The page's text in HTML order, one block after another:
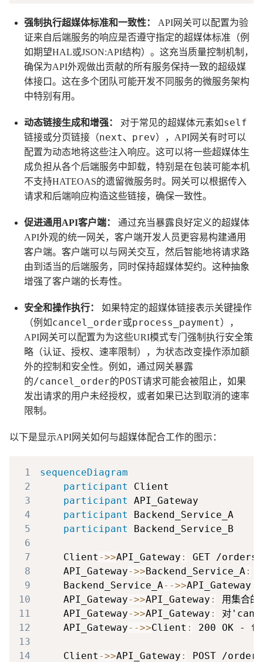
强制执行超媒体标准和一致性：
API网关可以配置为验
证来自后端服务的响应是否遵守指定的超媒体标准（例
如期望HAL或JSON:API结构）。这充当质量控制机制，
确保为API外观做出贡献的所有服务保持一致的超级媒
体接口。这在多个团队可能开发不同服务的微服务架构
中特别有用。
动态链接生成和增强： 对于常见的超媒体元素如self
链接或分页链接（next、 prev），API网关有时可以
配置为动态地将这些注入响应。这可以将一些超媒体生
成负担从各个后端服务中卸载，特别是在包装可能本机
不支持HATEOAS的遗留微服务时。网关可以根据传入
请求和后端响应构造这些链接，确保一致性。
促进通用API客户端：
通过充当暴露良好定义的超媒体
API外观的统一网关，客户端开发人员更容易构建通用
客户端。客户端可以与网关交互，然后智能地将请求路
由到适当的后端服务，同时保持超媒体契约。这种抽象
增强了客户端的长寿性。
安全和操作执行：
如果特定的超媒体链接表示关键操作
（例如cancel_order或process_payment），
API网关可以配置为为这些URI模式专门强制执行安全策
略（认证、授权、速率限制），为状态改变操作添加额
外的控制和安全性。例如，通过网关暴露
的/cancel_order的POST请求可能会被阻止，如果
发出请求的用户未经授权，或者如果已达到取消的速率
限制。
以下是显示API网关如何与超媒体配合工作的图示：
1
sequenceDiagram
2
participant
3
participant
4
participant
5
participant
6
7
    Client
->>API_Gateway :
8
    API_Gateway
->>Backend_Service_A :
9
    Backend_Service_A
-->>API_Gateway :
10
    API_Gateway
->>API_Gateway :
11
    API_Gateway
->>API_Gateway :
12
    API_Gateway
-->>Client :
13
14
    Client
->>API_Gateway :
POST /